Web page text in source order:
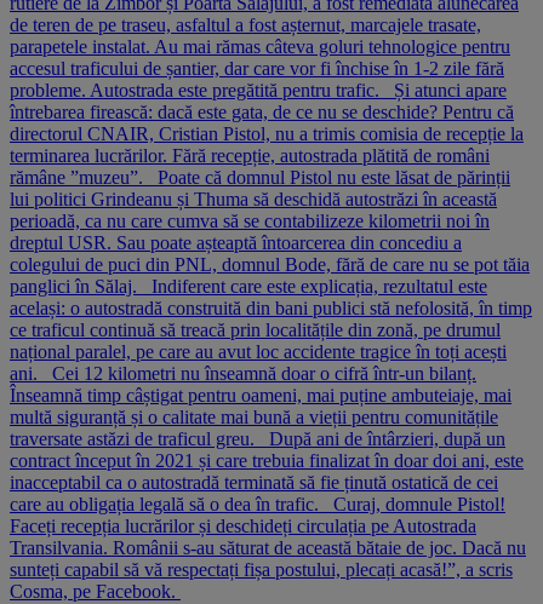
de teren de pe traseu, asfaltul a fost așternut, marcajele trasate,
parapetele instalat. Au mai rămas câteva goluri tehnologice pentru
accesul traficului de șantier, dar care vor fi închise în 1-2 zile fără
probleme. Autostrada este pregătită pentru trafic. Și atunci apare
întrebarea firească: dacă este gata, de ce nu se deschide? Pentru că
directorul CNAIR, Cristian Pistol, nu a trimis comisia de recepție la
terminarea lucrărilor. Fără recepție, autostrada plătită de români
rămâne ”muzeu”. Poate că domnul Pistol nu este lăsat de părinții
lui politici Grindeanu și Thuma să deschidă autostrăzi în această
perioadă, ca nu care cumva să se contabilizeze kilometrii noi în
dreptul USR. Sau poate așteaptă întoarcerea din concediu a
colegului de puci din PNL, domnul Bode, fără de care nu se pot tăia
panglici în Sălaj. Indiferent care este explicația, rezultatul este
același: o autostradă construită din bani publici stă nefolosită, în timp
ce traficul continuă să treacă prin localitățile din zonă, pe drumul
național paralel, pe care au avut loc accidente tragice în toți acești
ani. Cei 12 kilometri nu înseamnă doar o cifră într-un bilanț.
Înseamnă timp câștigat pentru oameni, mai puține ambuteiaje, mai
multă siguranță și o calitate mai bună a vieții pentru comunitățile
traversate astăzi de traficul greu. După ani de întârzieri, după un
contract început în 2021 și care trebuia finalizat în doar doi ani, este
inacceptabil ca o autostradă terminată să fie ținută ostatică de cei
care au obligația legală să o dea în trafic. Curaj, domnule Pistol!
Faceți recepția lucrărilor și deschideți circulația pe Autostrada
Transilvania. Românii s-au săturat de această bătaie de joc. Dacă nu
sunteți capabil să vă respectați fișa postului, plecați acasă!”, a scris
Cosma, pe Facebook.